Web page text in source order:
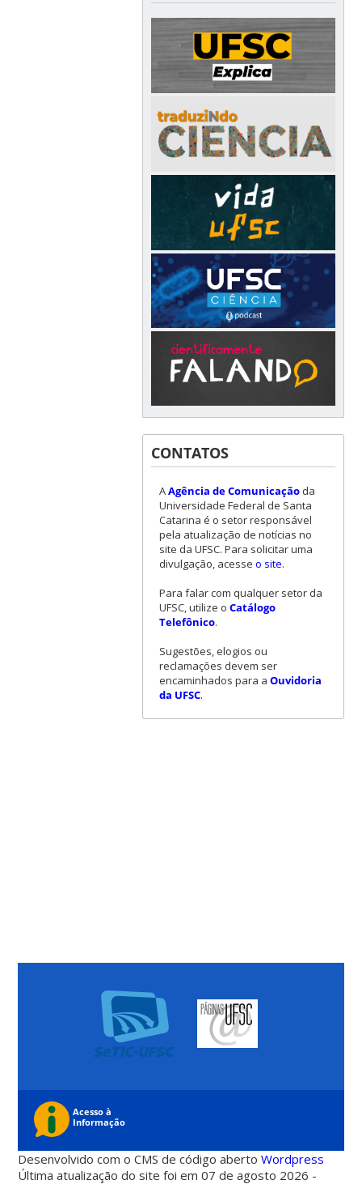
CONTATOS
AAgência de Comunicaçãoda
Universidade Federal de Santa
Catarina é o setor responsável
pela atualização de notícias no
site da UFSC. Para solicitar uma
divulgação, acesse o site.
Para falar com qualquer setor da
UFSC, utilize o Catálogo
Telefônico.
Sugestões, elogios ou
reclamações devem ser
encaminhados para a Ouvidoria
da UFSC.
Desenvolvido com o CMS de código abertoWordpress
Última atualização do site foi em 07 de agosto 2026 -